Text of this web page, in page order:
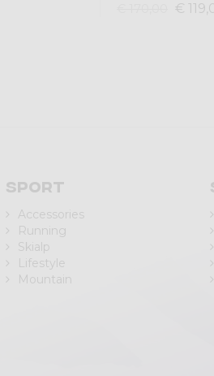
€
Sport
Accessories
Running
Skialp
Lifestyle
Mountain